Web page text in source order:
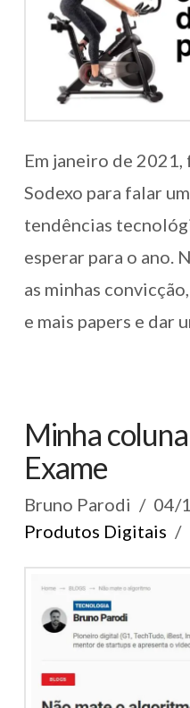
Em janeiro de
Sodexo para falar
tendências
esperar para o ano.
as minhas
e mais papers e dar
Minha
Exame
Bruno Parodi
04/
Produtos Digitais